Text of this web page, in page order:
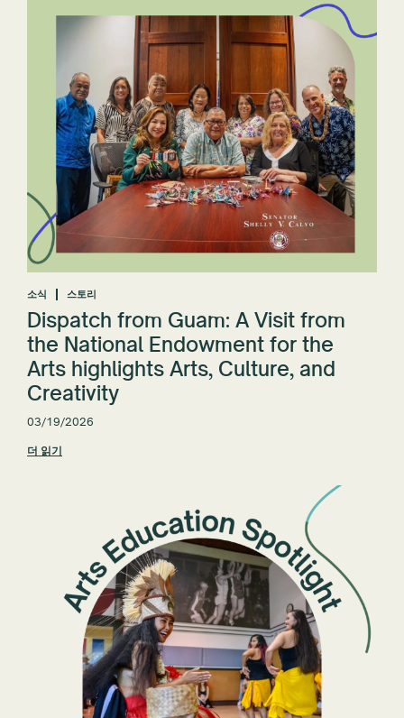
소식 스토리
Dispatch from Guam: A Visit from
the National Endowment for the
Arts highlights Arts, Culture, and
Creativity
03/19/2026
더 읽기